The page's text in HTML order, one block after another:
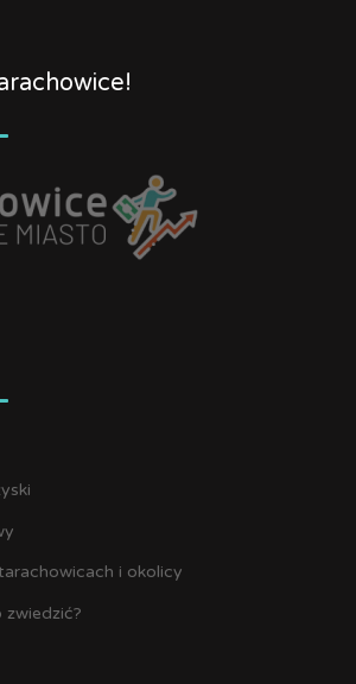
i okolicy
zwiedzić?